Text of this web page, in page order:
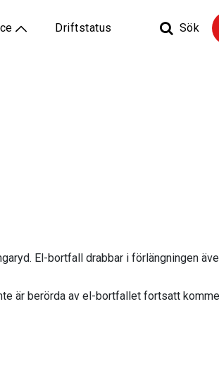
Driftstatus Sök
El-bortfall drabbar i förlängningen
är berörda av el-bortfallet fortsatt